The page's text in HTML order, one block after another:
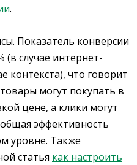
.
Показатель конверсии
(в случае интернет-
контекста), что говорит
могут покупать в
цене, а клики могут
эффективность
уровне. Также
статья как настроить